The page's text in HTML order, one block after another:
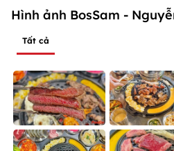
Hình ảnh BosSam -
Tất cả